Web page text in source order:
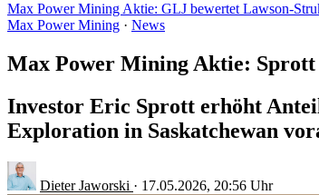
Max Power Mining Aktie: GLJ bewertet Lawson-
Max Power Mining · News
Max Power Mining Aktie: Sprott
Investor Eric Sprott erhöht
Exploration in Saskatchewan
Dieter Jaworski · 17.05.2026, 20:56 Uhr